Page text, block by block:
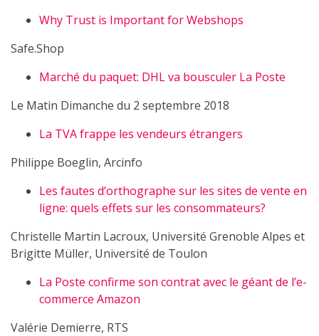
Why Trust is Important for Webshops
Safe.Shop
Marché du paquet: DHL va bousculer La Poste
Le Matin Dimanche du 2 septembre 2018
La TVA frappe les vendeurs étrangers
Philippe Boeglin, Arcinfo
Les fautes d’orthographe sur les sites de vente en
ligne: quels effets sur les consommateurs?
Christelle Martin Lacroux, Université Grenoble Alpes et
Brigitte Müller, Université de Toulon
La Poste confirme son contrat avec le géant de l’e-
commerce Amazon
Valérie Demierre, RTS